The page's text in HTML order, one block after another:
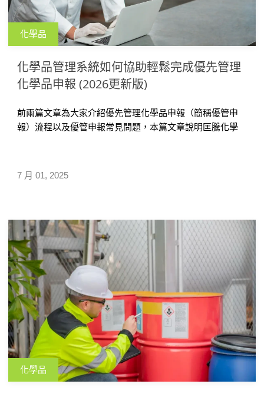
化學品
化學品管理系統如何協助輕鬆完成優先管理
化學品申報 (2026更新版)
7 月 01, 2025
前兩篇文章為大家介紹優先管理化學品申報（簡稱優管申
報）流程以及優管申報常見問題，本篇文章說明匡騰化學
條件的優先管理化學品自動產出申報表單，供企業一鍵下
化學品